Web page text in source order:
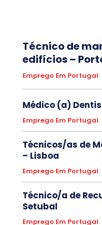
Técnico de
edifícios –
Emprego Em Portugal
Médico (a)
Emprego Em Portugal
Técnicos/as de
– Lisboa
Emprego Em Portugal
Técnico/a de
Setubal
Emprego Em Portugal